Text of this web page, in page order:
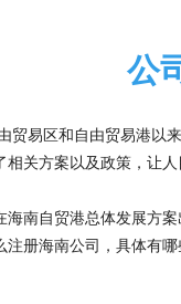
公
贸易区和自由贸易港以
关方案以及政策，让
南自贸港总体发展方
册海南公司，具体有